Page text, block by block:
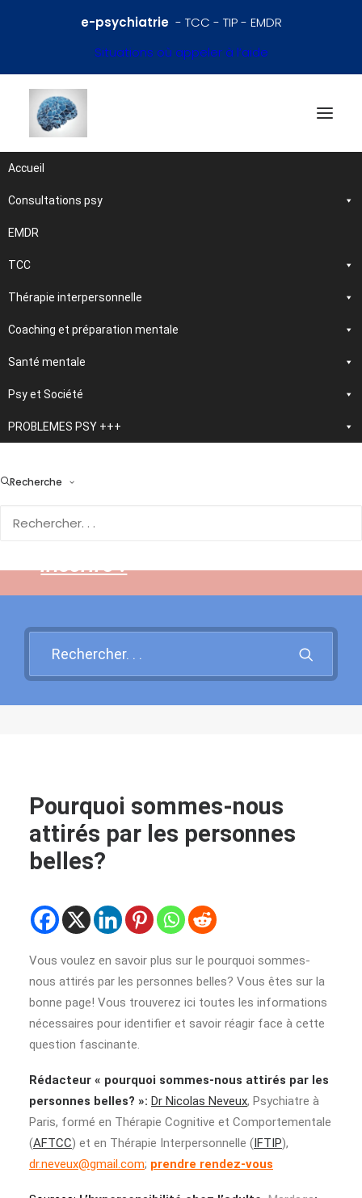
e-psychiatrie- TCC - TIP - EMDR
Situations où appeler à l’aide
Accueil
Consultations psy
EMDR
TCC
Thérapie interpersonnelle
Coaching et préparation mentale
Santé mentale
Psy et Société
PROBLEMES PSY +++
Recherche
et santé mentale
Traitements et
psychothérapies
nouvelle application
Rendez-vous sur cette page
inscrire !
Pourquoi sommes-nous
attirés par les personnes
belles?
Vous voulez en savoir plus sur le pourquoi sommes-
nous attirés par les personnes belles? Vous êtes sur la
bonne page! Vous trouverez ici toutes les informations
nécessaires pour identifier et savoir réagir face à cette
question fascinante.
Rédacteur « pourquoi sommes-nous attirés par les
personnes belles? »: Dr Nicolas Neveux, Psychiatre à
Paris, formé en Thérapie Cognitive et Comportementale
(AFTCC) et en Thérapie Interpersonnelle (IFTIP),
dr.neveux@gmail.com; prendre rendez-vous